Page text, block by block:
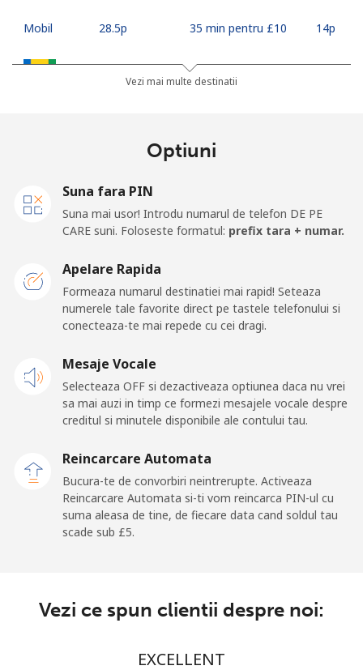
Mobil ⁦28.5p⁩ 35 min pentru ⁦£10⁩ ⁦14p⁩
Saint Vincent And The Grenadines
Samoa
fix
⁦103.5p⁩ 9 min pentru ⁦£10⁩ ⁦20p⁩
⁦18.9p⁩ 52 min pentru ⁦£10⁩ -
⁦18.9p⁩ 52 min pentru ⁦£10⁩
Sao Tome And Principe
⁦165.9p⁩
Vezi mai multe destinatii
Optiuni
Suna fara PIN
Suna mai usor! Introdu numarul de telefon DE PE
CARE suni. Foloseste formatul: prefix tara + numar.
Apelare Rapida
Formeaza numarul destinatiei mai rapid! Seteaza
numerele tale favorite direct pe tastele telefonului si
conecteaza-te mai repede cu cei dragi.
Mesaje Vocale
Selecteaza OFF si dezactiveaza optiunea daca nu vrei
sa mai auzi in timp ce formezi mesajele vocale despre
creditul si minutele disponibile ale contului tau.
Reincarcare Automata
Bucura-te de convorbiri neintrerupte. Activeaza
Reincarcare Automata si-ti vom reincarca PIN-ul cu
suma aleasa de tine, de fiecare data cand soldul tau
scade sub ⁦£5⁩.
Vezi ce spun clientii despre noi:
EXCELLENT